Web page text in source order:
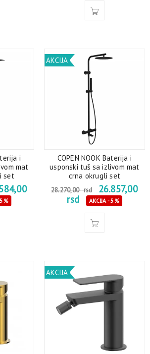
i
mat
set
AKCIJA
COPEN NOOK Baterija i
usponski tuš sa izlivom mat
crna okrugli set
28.270,00rsd
26.857,00
rsd
AKCIJA - 5%
AKCIJA